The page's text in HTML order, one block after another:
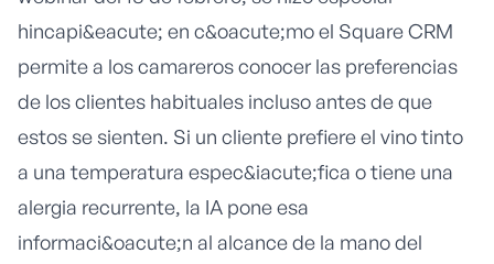
hincapi&eacute; en c&oacute;mo el Square CRM
permite a los camareros conocer las preferencias
de los clientes habituales incluso antes de que
estos se sienten. Si un cliente prefiere el vino tinto
a una temperatura espec&iacute;fica o tiene una
alergia recurrente, la IA pone esa
informaci&oacute;n al alcance de la mano del